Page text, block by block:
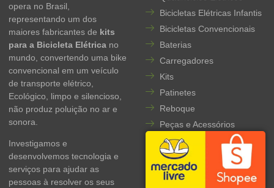
opera no Brasil,
representando um dos
maiores fabricantes de kits
para a Bicicleta Elétrica no
mundo, convertendo uma bike
convencional em um veículo
de transporte elétrico,
Ecológico, limpo e silencioso,
não produz poluição no ar e
sonora.
Investigamos e
desenvolvemos tecnologia e
serviços para ajudar as
pessoas à resolver os seus
Bicicletas Elétricas Infantis
Bicicletas Convencionais
Baterias
Carregadores
Kits
Patinetes
Reboque
Peças e Acessórios